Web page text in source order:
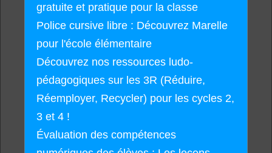
gratuite et pratique pour la classe
Police cursive libre : Découvrez Marelle
pour l'école élémentaire
Découvrez nos ressources ludo-
pédagogiques sur les 3R (Réduire,
Réemployer, Recycler) pour les cycles 2,
3 et 4 !
Évaluation des compétences